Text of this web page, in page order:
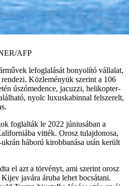
AFP
lefoglalását bonyolító vállalat,
Közleményük szerint a 106
úszómedence, jacuzzi, helikopter-
nyolc luxuskabinnal felszerelt,
foglalták le 2022 júniusában a
vitték. Orosz tulajdonosa,
háború kirobbanása után került
el azt a törvényt, ami szerint orosz
javára áruba lehet bocsátani.